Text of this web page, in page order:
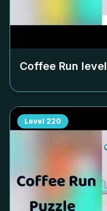
Coffee Run level
Level 220